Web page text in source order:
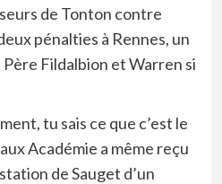
de Tonton contre
pénalties à Rennes, un
Fildalbion et Warren si
tu sais ce que c’est le
Académie a même reçu
de Sauget d’un